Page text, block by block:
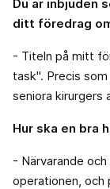
Du är inbjuden
ditt föredrag
- Titeln på mitt
task". Precis
seniora kirurgers
Hur ska en bra
- Närvarande
operationen,